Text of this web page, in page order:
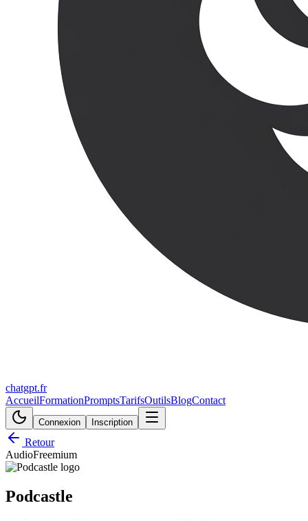
chatgpt.fr
AccueilFormationPromptsTarifsOutilsBlogContact
Connexion Inscription
Retour
AudioFreemium
Podcastle